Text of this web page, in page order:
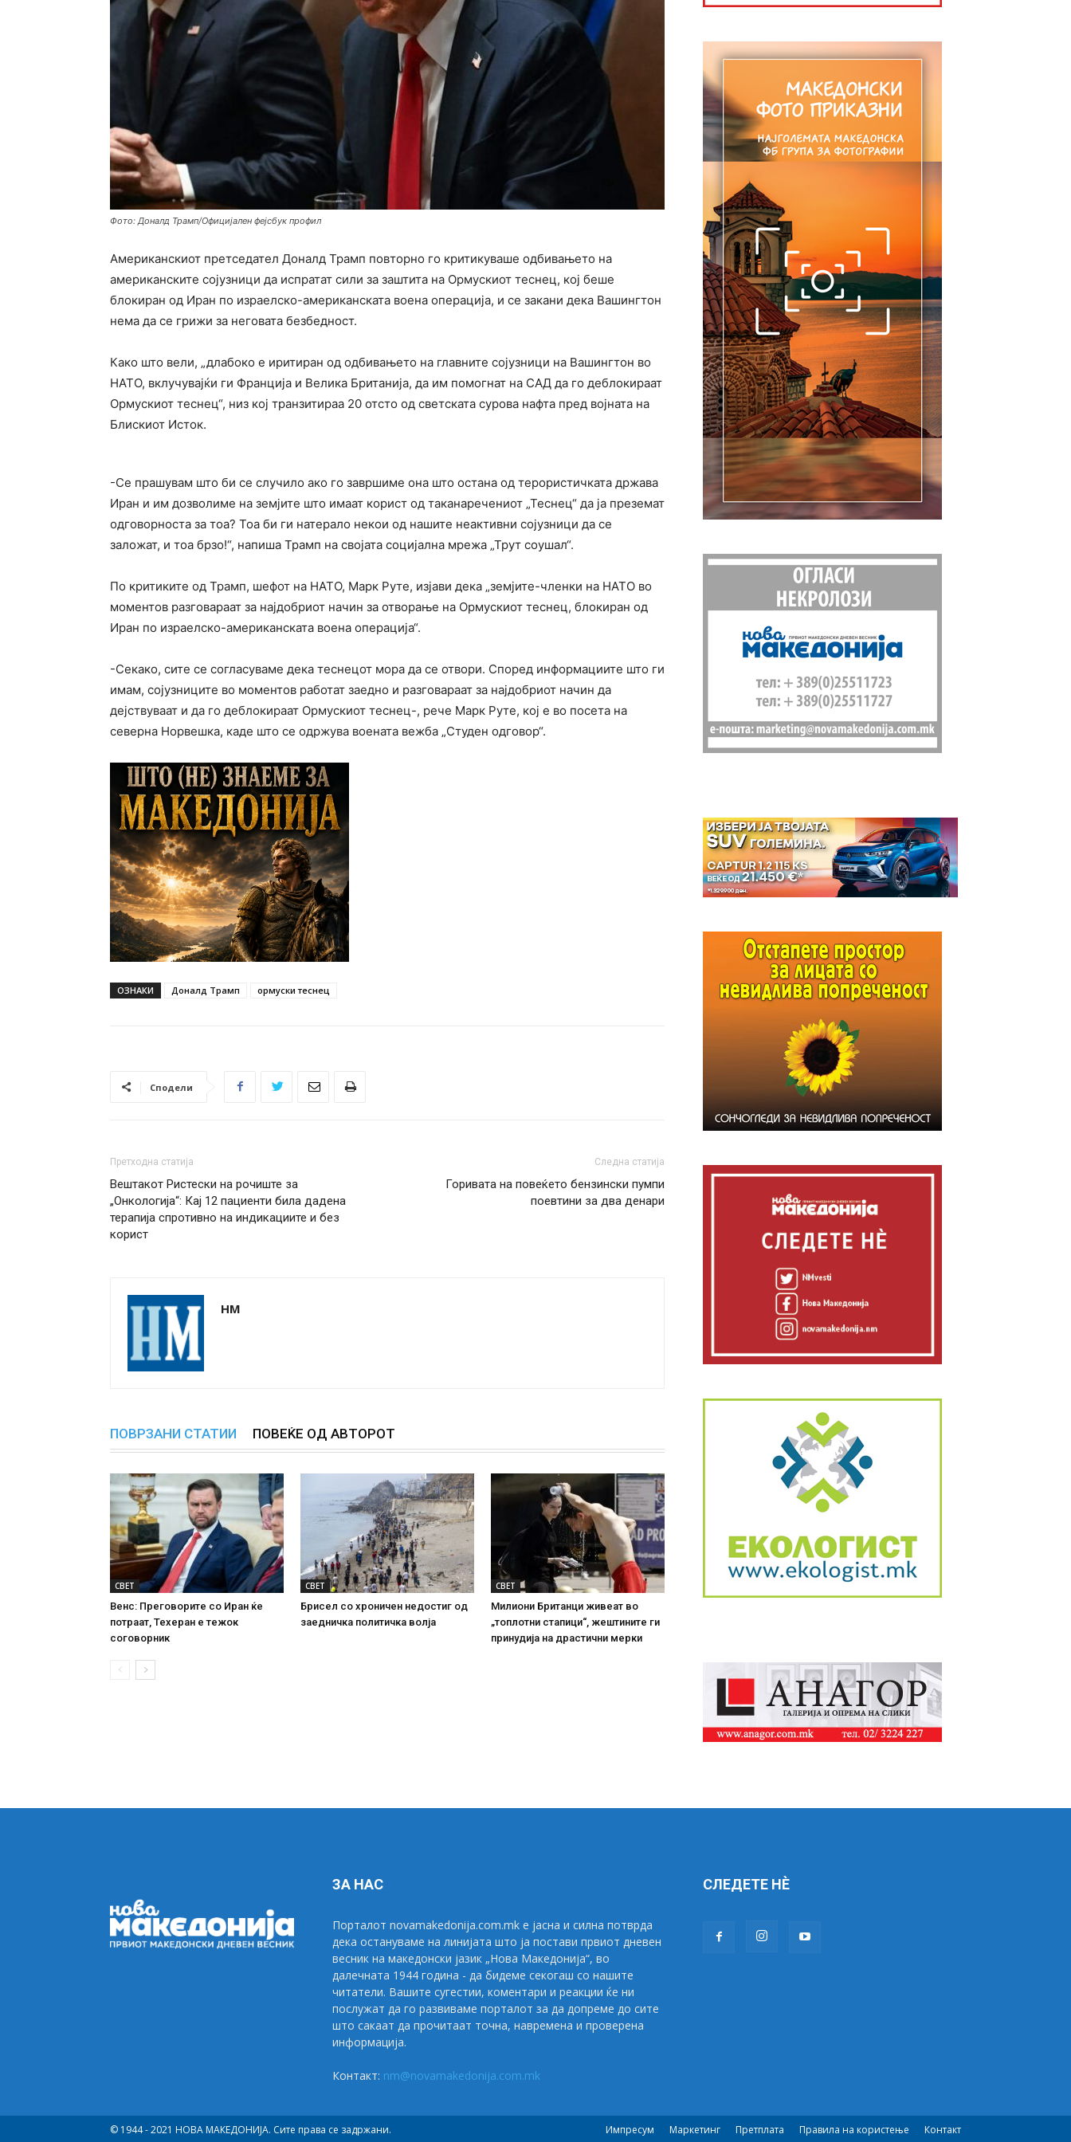
Фото: Доналд Трамп/Официјален фејсбук профил
Американскиот претседател Доналд Трамп повторно го критикуваше одбивањето на
американските сојузници да испратат сили за заштита на Ормускиот теснец, кој беше
блокиран од Иран по израелско-американската воена операција, и се закани дека Вашингтон
нема да се грижи за неговата безбедност.
Како што вели, „длабоко е иритиран од одбивањето на главните сојузници на Вашингтон во
НАТО, вклучувајќи ги Франција и Велика Британија, да им помогнат на САД да го деблокираат
Ормускиот теснец“, низ кој транзитираа 20 отсто од светската сурова нафта пред војната на
Блискиот Исток.
-Се прашувам што би се случило ако го завршиме она што остана од терористичката држава
Иран и им дозволиме на земјите што имаат корист од таканаречениот „Теснец“ да ја преземат
одговорноста за тоа? Тоа би ги натерало некои од нашите неактивни сојузници да се
заложат, и тоа брзо!“, напиша Трамп на својата социјална мрежа „Трут соушал“.
По критиките од Трамп, шефот на НАТО, Марк Руте, изјави дека „земјите-членки на НАТО во
моментов разговараат за најдобриот начин за отворање на Ормускиот теснец, блокиран од
Иран по израелско-американската воена операција“.
-Секако, сите се согласуваме дека теснецот мора да се отвори. Според информациите што ги
имам, сојузниците во моментов работат заедно и разговараат за најдобриот начин да
дејствуваат и да го деблокираат Ормускиот теснец-, рече Марк Руте, кој е во посета на
северна Норвешка, каде што се одржува воената вежба „Студен одговор“.
ОЗНАКИ Доналд Трамп ормуски теснец
Сподели
Претходна статија
Вештакот Ристески на рочиште за
„Онкологија“: Кај 12 пациенти била дадена
терапија спротивно на индикациите и без
корист
Следна статија
Горивата на повеќето бензински пумпи
поевтини за два денари
НМ
ПОВРЗАНИ СТАТИИ ПОВЕЌЕ ОД АВТОРОТ
СВЕТ
Венс: Преговорите со Иран ќе
потраат, Техеран е тежок
соговорник
СВЕТ
Брисел со хроничен недостиг од
заедничка политичка волја
СВЕТ
Милиони Британци живеат во
„топлотни стапици“, жештините ги
принудија на драстични мерки
ЗА НАС
Порталот novamakedonija.com.mk е јасна и силна потврда
дека остануваме на линијата што ја постави првиот дневен
весник на македонски јазик „Нова Македонија“, во
далечната 1944 година - да бидеме секогаш со нашите
читатели. Вашите сугестии, коментари и реакции ќе ни
послужат да го развиваме порталот за да допреме до сите
што сакаат да прочитаат точна, навремена и проверена
информација.
Контакт: nm@novamakedonija.com.mk
СЛЕДЕТЕ НÈ
Импресум Маркетинг Претплата Правила на користење Контакт
© 1944 - 2021 НОВА МАКЕДОНИЈА. Сите права се задржани.